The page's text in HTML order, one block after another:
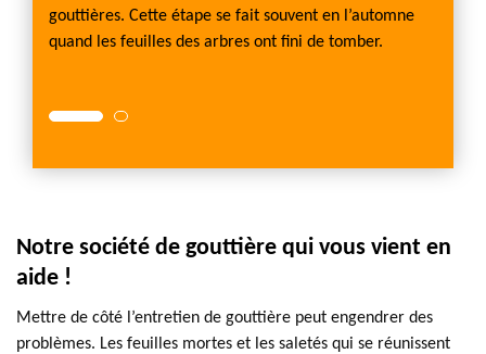
gouttières. Cette étape se fait souvent en l’automne
quand les feuilles des arbres ont fini de tomber.
Notre société de gouttière qui vous vient en
aide !
Mettre de côté l’entretien de gouttière peut engendrer des
problèmes. Les feuilles mortes et les saletés qui se réunissent